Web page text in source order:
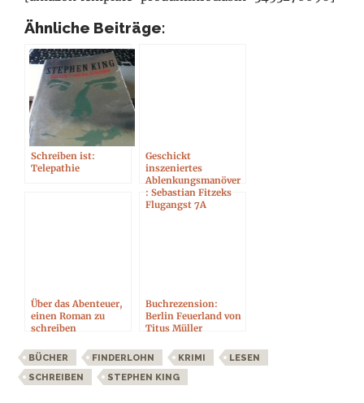
Ähnliche Beiträge:
Schreiben ist:
Telepathie
Geschickt
inszeniertes
Ablenkungsmanöver
: Sebastian Fitzeks
Flugangst 7A
Über das Abenteuer,
einen Roman zu
schreiben
Buchrezension:
Berlin Feuerland von
Titus Müller
BÜCHER FINDERLOHN KRIMI
LESEN
SCHREIBEN
STEPHEN KING